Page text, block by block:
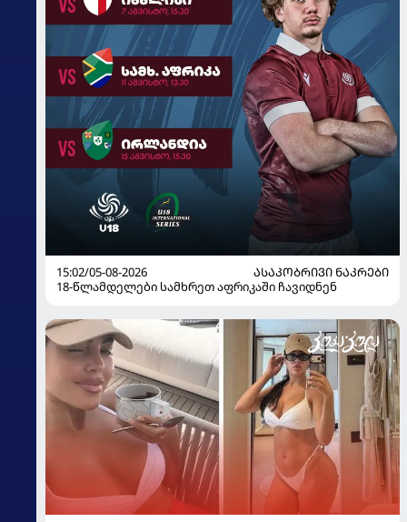
15:02/05-08-2026
ᲐᲡᲐᲙᲝᲑᲠᲘᲕᲘ ᲜᲐᲙᲠᲔᲑᲘ
18-წლამდელები სამხრეთ აფრიკაში ჩავიდნენ